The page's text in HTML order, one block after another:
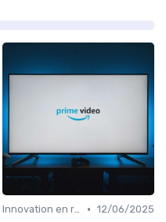
Innovation en relation presse • 12/06/2025